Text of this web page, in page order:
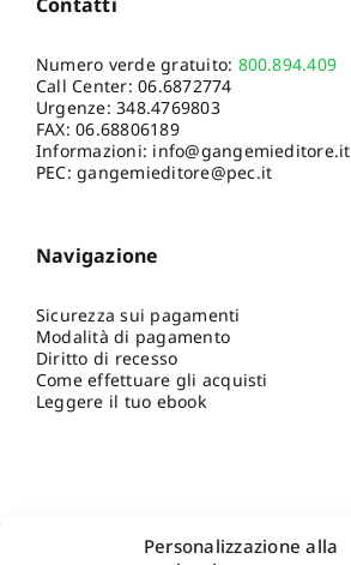
Personalizzazione alla
Numero verde gratuito: 800.894.409
Call Center:06.6872774
Urgenze:348.4769803
FAX: 06.68806189
Informazioni: info@gangemieditore.it
PEC: gangemieditore@pec.it
Navigazione
Sicurezza sui pagamenti
Modalità di pagamento
Diritto di recesso
Come effettuare gli acquisti
Leggere il tuo ebook